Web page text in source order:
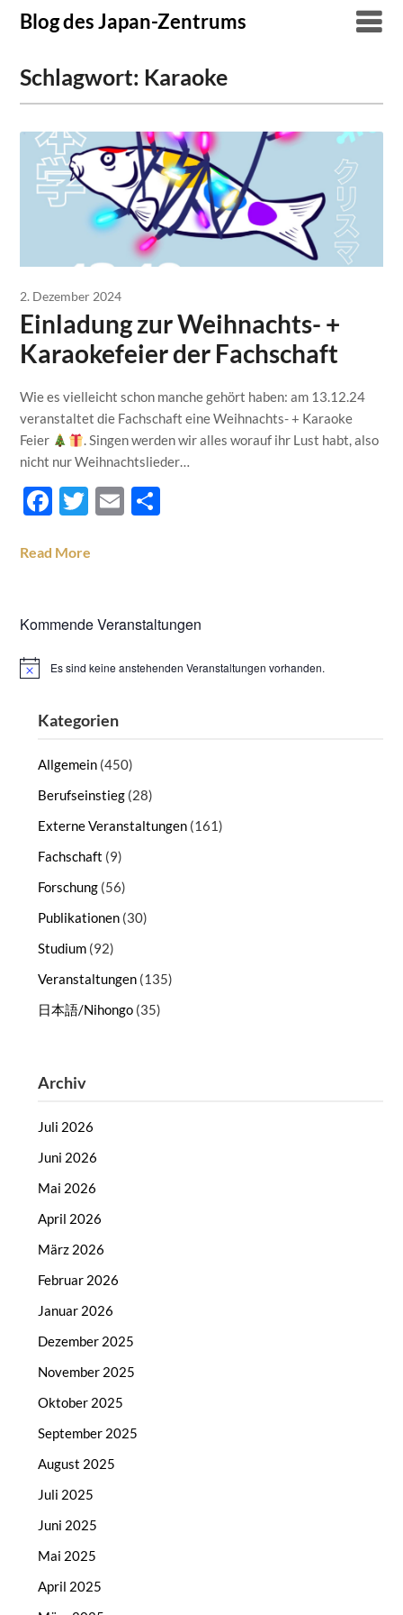
SkipBlog des Japan-Zentrums
Schlagwort: Karaoke
2. Dezember 2024
Einladung zur Weihnachts- +
Karaokefeier der Fachschaft
Wie es vielleicht schon manche gehört haben: am 13.12.24
veranstaltet die Fachschaft eine Weihnachts- + Karaoke
Feier
. Singen werden wir alles worauf ihr Lust habt, also
nicht nur Weihnachtslieder…
Facebook
Twitter
Email
Read More
Kommende Veranstaltungen
HinweisEs sind keine anstehenden Veranstaltungen vorhanden.
Kategorien
Allgemein (450)
Berufseinstieg (28)
Externe Veranstaltungen (161)
Fachschaft (9)
Forschung (56)
Publikationen (30)
Studium (92)
Veranstaltungen (135)
日本語/Nihongo (35)
Archiv
Juli 2026
Juni 2026
Mai 2026
April 2026
März 2026
Februar 2026
Januar 2026
Dezember 2025
November 2025
Oktober 2025
September 2025
August 2025
Juli 2025
Juni 2025
Mai 2025
April 2025